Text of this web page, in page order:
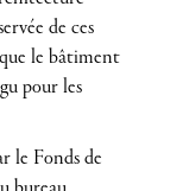
de ces
que le bâtiment
pour les
le Fonds de